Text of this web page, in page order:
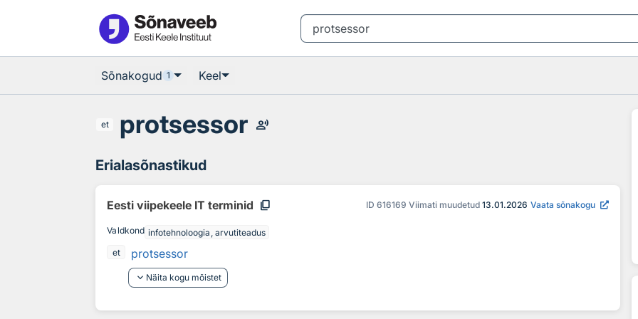
Sõnakogud 1 Keel
et protsessor record_voice_over
Erialasõnastikud
Eesti viipekeele IT terminid content_copy ID 616169 Viimati muudetud 13.01.2026 Vaata sõnakogu
Valdkond infotehnoloogia, arvutiteadus
et
protsessor
keyboard_arrow_down Näita kogu mõistet